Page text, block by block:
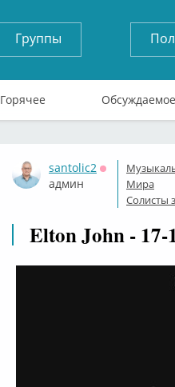
Группы
Горячее Обсуждаемое
santolic2
Оффлайн
админ
Мира
Солисты
Elton John - 17-